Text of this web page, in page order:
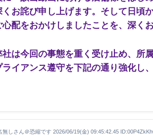
くお詫び申し上げます。そして日頃
心配をおかけしましたことを、深く
は今回の事態を重く受け止め、所
ライアンス遵守を下記の通り強化し
無しさん＠恐縮です 2026/06/19(金) 09:45:42.45